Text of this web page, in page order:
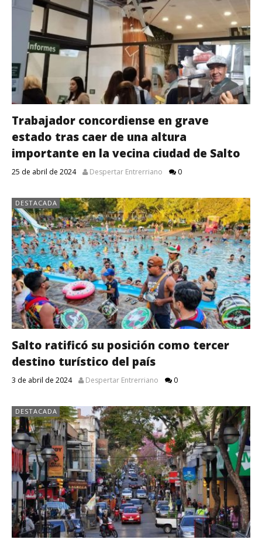
Trabajador concordiense en grave
estado tras caer de una altura
importante en la vecina ciudad de Salto
25 de abril de 2024 Despertar Entrerriano 0
DESTACADA
Salto ratificó su posición como tercer
destino turístico del país
3 de abril de 2024 Despertar Entrerriano 0
DESTACADA